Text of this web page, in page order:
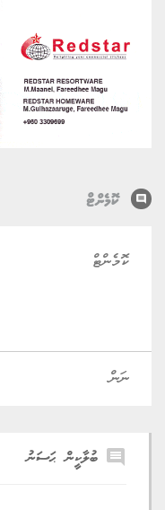
comment ކޮމެންޓް
comment ބުލާކީން ޙަސަނު